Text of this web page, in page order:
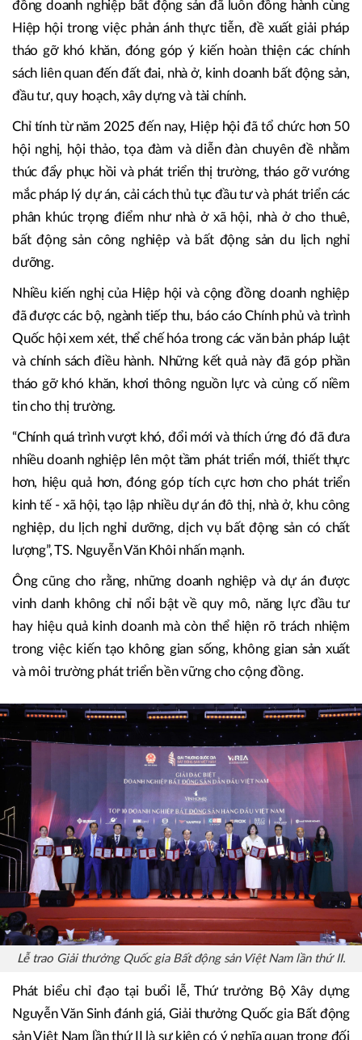
TS. Nguyễn Văn Khôi - Chủ tịch Hiệp hội Bất động sản Việt Nam,
Trưởng Ban Chỉ đạo Giải thưởng.
Theo TS. Nguyễn Văn Khôi, trong những năm qua, cộng
Hiệp hội trong việc phản ánh thực tiễn, đề xuất giải pháp
tháo gỡ khó khăn, đóng góp ý kiến hoàn thiện các chính
sách liên quan đến đất đai, nhà ở, kinh doanh bất động sản,
đầu tư, quy hoạch, xây dựng và tài chính.
Chỉ tính từ năm 2025 đến nay, Hiệp hội đã tổ chức hơn 50
hội nghị, hội thảo, tọa đàm và diễn đàn chuyên đề nhằm
mắc pháp lý dự án, cải cách thủ tục đầu tư và phát triển các
phân khúc trọng điểm như nhà ở xã hội, nhà ở cho thuê,
bất động sản công nghiệp và bất động sản du lịch nghỉ
Nhiều kiến nghị của Hiệp hội và cộng đồng doanh nghiệp
Quốc hội xem xét, thể chế hóa trong các văn bản pháp luật
và chính sách điều hành. Những kết quả này đã góp phần
tháo gỡ khó khăn, khơi thông nguồn lực và củng cố niềm
tin cho thị trường.
“Chính quá trình vượt khó, đổi mới và thích ứng đó đã đưa
nhiều doanh nghiệp lên một tầm phát triển mới, thiết thực
hơn, hiệu quả hơn, đóng góp tích cực hơn cho phát triển
kinh tế - xã hội, tạo lập nhiều dự án đô thị, nhà ở, khu công
nghiệp, du lịch nghỉ dưỡng, dịch vụ bất động sản có chất
lượng”, TS. Nguyễn Văn Khôi nhấn mạnh.
vinh danh không chỉ nổi bật về quy mô, năng lực đầu tư
hay hiệu quả kinh doanh mà còn thể hiện rõ trách nhiệm
trong việc kiến tạo không gian sống, không gian sản xuất
và môi trường phát triển bền vững cho cộng đồng.